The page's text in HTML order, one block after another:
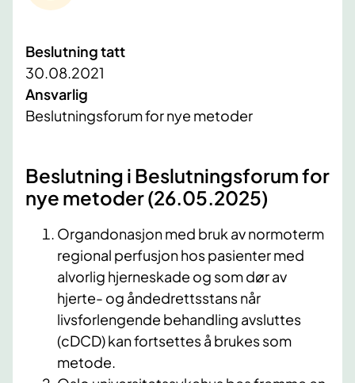
Beslutning tatt
30.08.2021
Ansvarlig
Beslutningsforum for nye metoder
​Beslutning i Beslutningsforum for
nye metoder (26.05.2025)​
Organdonasjon med bruk av normoterm
regional perfusjon hos pasienter med
alvorlig hjerneskade og som dør av
hjerte- og åndedrettsstans når
livsforlengende behandling avsluttes
(cDCD) kan fortsettes å brukes som
metode.